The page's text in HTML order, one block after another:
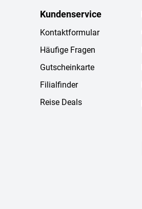
Kundenservice
Kontaktformular
Häufige Fragen
Gutscheinkarte
Filialfinder
Reise Deals